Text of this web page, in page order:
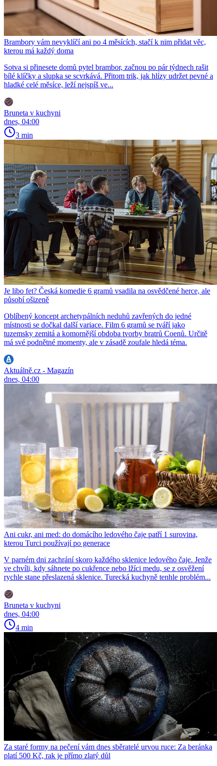
Brambory vám nevyklíčí ani po 4 měsících, stačí k nim přidat věc,
kterou má každý doma
Sotva si přinesete domů pytel brambor, začnou po pár týdnech rašit
bílé klíčky a slupka se scvrkává. Přitom trik, jak hlízy udržet pevné a
hladké celé měsíce, leží nejspíš ve...
Bruneta v kuchyni
dnes, 04:00
3 min
Je libo fet? Česká komedie 6 gramů vsadila na osvědčené herce, ale
působí ošizeně
Oblíbený koncept archetypálních neduhů zavřených do jedné
místnosti se dočkal další variace. Film 6 gramů se tváří jako
tuzemsky zemitá a komornější obdoba tvorby bratrů Coenů. Určitě
má své podnětné momenty, ale v zásadě zoufale hledá téma.
Aktuálně.cz - Magazín
dnes, 04:00
Ani cukr, ani med: do domácího ledového čaje patří 1 surovina,
kterou Turci používají po generace
V parném dni zachrání skoro každého sklenice ledového čaje. Jenže
ve chvíli, kdy sáhnete po cukřence nebo lžíci medu, se z osvěžení
rychle stane přeslazená sklenice. Turecká kuchyně tenhle problém...
Bruneta v kuchyni
dnes, 04:00
4 min
Za staré formy na pečení vám dnes sběratelé urvou ruce: Za beránka
platí 500 Kč, rak je přímo zlatý důl